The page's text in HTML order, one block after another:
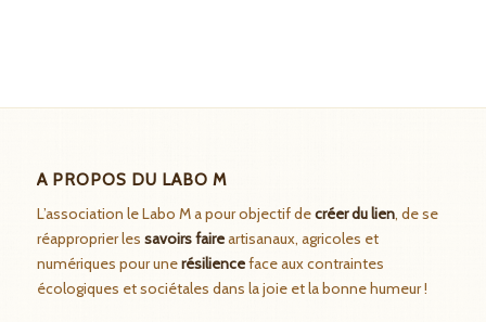
A PROPOS DU LABO M
L’association le Labo M a pour objectif decréer du lien, de se
réapproprier les savoirs faireartisanaux, agricoles et
numériques pour unerésilienceface aux contraintes
écologiques et sociétales dans la joie et la bonne humeur !